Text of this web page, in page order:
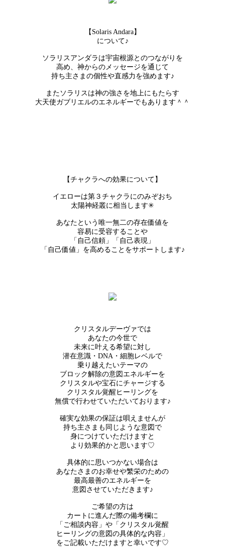
【Solaris Andara】
について♪
ソラリスアンダラは宇宙根源とのつながりを
高め、神からのメッセージを通じて
持ち主さまの個性や直感力を強めます♪
またソラリスは神の強さを地上にもたらす
大天使ガブリエルのエネルギーでもあります＾＾
【チャクラへの効果について】
イエローは第３チャクラにのみぞおち
太陽神経叢に相当します✳︎
あなたという唯一無二の存在価値を
容易に受容することや
「自己信頼」「自己表現」
「自己価値」を高めることをサポートします♪
クリスタルデーヴァでは
あなたの今世で
未来に叶える希望に対し
潜在意識・DNA・細胞レベルで
乗り越えたいテーマの
ブロック解除の意図エネルギーを
クリスタルや宝石にチャージする
クリスタル覚醒ヒーリングを
無償で行わせていただいております♪
確実な効果の保証は唄えませんが
持ち主さまも同じような意図で
身につけていただけますと
より効果的かと思います♡
具体的に思いつかない場合は
あなたさまのお幸せや繁栄のための
最高最善のエネルギーを
意図させていただきます♪
ご希望の方は
カートに進んだ際の備考欄に
「ご相談内容」や「クリスタル覚醒
ヒーリングの意図の具体的な内容」
をご記載いただけますと幸いです♡